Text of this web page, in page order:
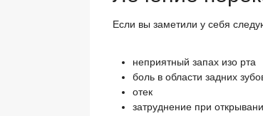
Если вы заметили у себя
неприятный запах изо рта
боль в области задних
отек
затруднение при